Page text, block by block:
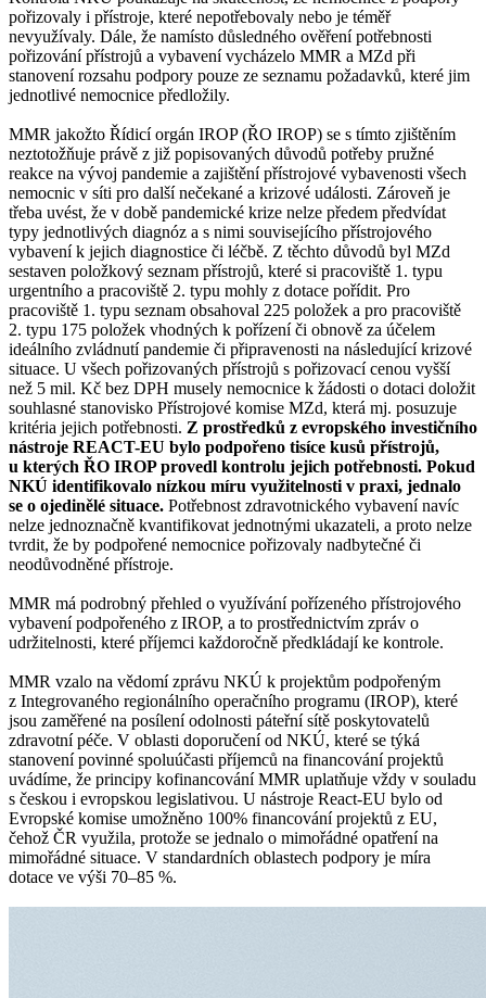
pořizovaly i přístroje, které nepotřebovaly nebo je téměř
nevyužívaly. Dále, že namísto důsledného ověření potřebnosti
pořizování přístrojů a vybavení vycházelo MMR a MZd při
stanovení rozsahu podpory pouze ze seznamu požadavků, které jim
jednotlivé nemocnice předložily.
MMR jakožto Řídicí orgán IROP (ŘO IROP) se s tímto zjištěním
neztotožňuje právě z již popisovaných důvodů potřeby pružné
reakce na vývoj pandemie a zajištění přístrojové vybavenosti všech
nemocnic v síti pro další nečekané a krizové události. Zároveň je
třeba uvést, že v době pandemické krize nelze předem předvídat
typy jednotlivých diagnóz a s nimi souvisejícího přístrojového
vybavení k jejich diagnostice či léčbě. Z těchto důvodů byl MZd
sestaven položkový seznam přístrojů, které si pracoviště 1. typu
urgentního a pracoviště 2. typu mohly z dotace pořídit. Pro
pracoviště 1. typu seznam obsahoval 225 položek a pro pracoviště
2. typu 175 položek vhodných k pořízení či obnově za účelem
ideálního zvládnutí pandemie či připravenosti na následující krizové
situace. U všech pořizovaných přístrojů s pořizovací cenou vyšší
než 5 mil. Kč bez DPH musely nemocnice k žádosti o dotaci doložit
souhlasné stanovisko Přístrojové komise MZd, která mj. posuzuje
kritéria jejich potřebnosti. Z prostředků z evropského investičního
nástroje REACT-EU bylo podpořeno tisíce kusů přístrojů,
u kterých ŘO IROP provedl kontrolu jejich potřebnosti. Pokud
NKÚ identifikovalo nízkou míru využitelnosti v praxi, jednalo
se o ojedinělé situace. Potřebnost zdravotnického vybavení navíc
nelze jednoznačně kvantifikovat jednotnými ukazateli, a proto nelze
tvrdit, že by podpořené nemocnice pořizovaly nadbytečné či
neodůvodněné přístroje.
MMR má podrobný přehled o využívání pořízeného přístrojového
vybavení podpořeného z IROP, a to prostřednictvím zpráv o
udržitelnosti, které příjemci každoročně předkládají ke kontrole.
MMR vzalo na vědomí zprávu NKÚ k projektům podpořeným
z Integrovaného regionálního operačního programu (IROP), které
jsou zaměřené na posílení odolnosti páteřní sítě poskytovatelů
zdravotní péče. V oblasti doporučení od NKÚ, které se týká
stanovení povinné spoluúčasti příjemců na financování projektů
uvádíme, že principy kofinancování MMR uplatňuje vždy v souladu
s českou i evropskou legislativou. U nástroje React-EU bylo od
Evropské komise umožněno 100% financování projektů z EU,
čehož ČR využila, protože se jednalo o mimořádné opatření na
mimořádné situace. V standardních oblastech podpory je míra
dotace ve výši 70–85 %.